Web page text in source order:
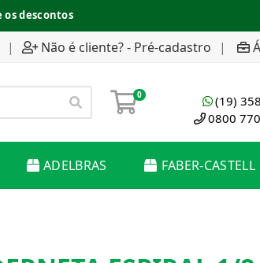
os descontos
| Não é cliente? - Pré-cadastro |
0
(19)
0800
ADELBRAS FABER-CASTELL